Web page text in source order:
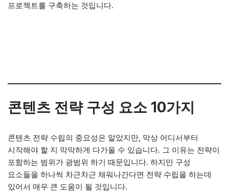
프로젝트를 구축하는 것입니다.
콘텐츠 전략 구성 요소 10가지
콘텐츠 전략 수립의 중요성은 알았지만, 막상 어디서부터
시작해야 할 지 막막하게 다가올 수 있습니다. 그 이유는 전략이
포함하는 범위가 광범위 하기 때문입니다. 하지만 구성
요소들을 하나씩 차근차근 채워나간다면 전략 수립을 하는데
있어서 매우 큰 도움이 될 것입니다.